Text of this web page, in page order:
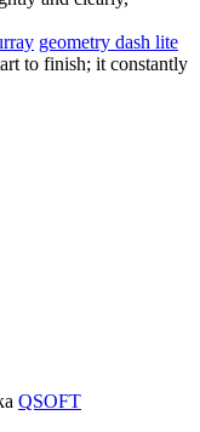
geometry dash lite
to finish; it constantly
QSOFT